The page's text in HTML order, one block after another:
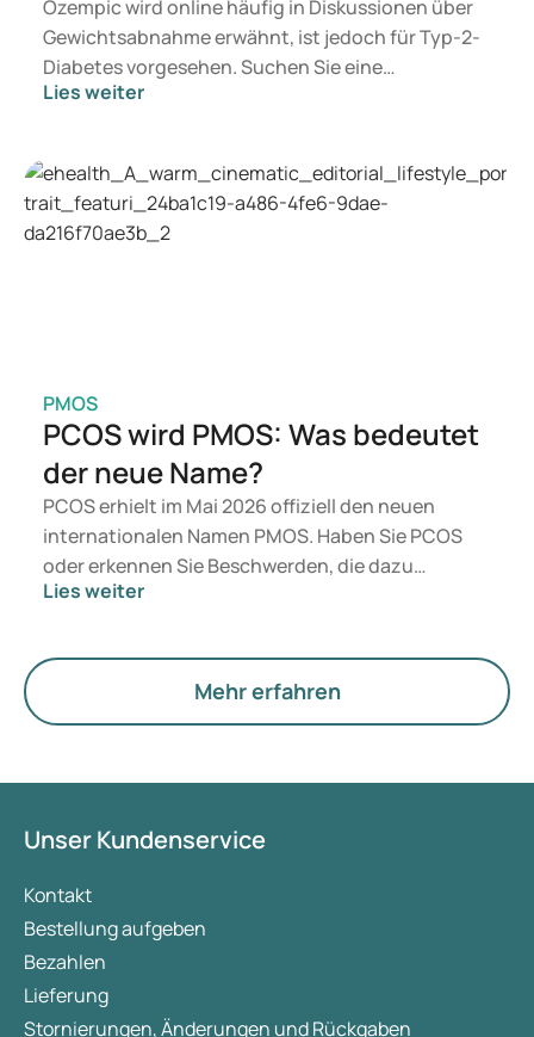
Ozempic wird online häufig in Diskussionen über
Gewichtsabnahme erwähnt, ist jedoch für Typ-2-
Diabetes vorgesehen. Suchen Sie eine
Behandlung zur Gewichtskontrolle, kommen eher
Arzt auf Basis Ihrer Gesundheit, Ihres BMI und
Ihres Medikamentengebrauchs.
Lies weiter
PMOS
PCOS wird PMOS: Was bedeutet
der neue Name?
PCOS erhielt im Mai 2026 offiziell den neuen
internationalen Namen PMOS. Haben Sie PCOS
oder erkennen Sie Beschwerden, die dazu
passen? Medizinisch ändert sich vorerst nichts.
Hormone, den Stoffwechsel und die Funktion der
Lies weiter
Mehr erfahren
Unser Kundenservice
Kontakt
Bestellung aufgeben
Bezahlen
Lieferung
Stornierungen, Änderungen und Rückgaben